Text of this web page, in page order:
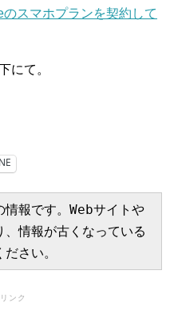
のスマホプランを契約して
にて。
報です。Webサイトや
情報が古くなっている
さい。
ンク